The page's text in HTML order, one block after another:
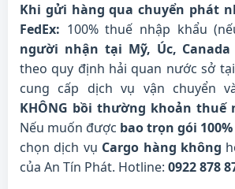
Khi gửi hàng qua chuyển phát
FedEx: 100% thuế nhập khẩu
người nhận tại Mỹ, Úc,
theo quy định hải quan nước sở
cung cấp dịch vụ vận chuyển
KHÔNG bồi thường khoản thuế
Nếu muốn được bao trọn gói
chọn dịch vụ Cargo hàng không
của An Tín Phát. Hotline: 0922 878